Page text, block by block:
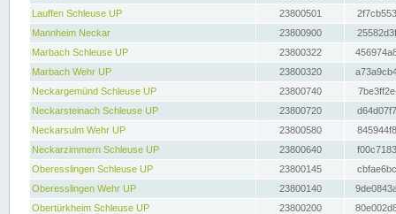
Lauffen Schleuse UP
23800501
Mannheim Neckar
23800900
Marbach Schleuse UP
23800322
Marbach Wehr UP
23800320
Neckargemünd Schleuse UP
23800740
Neckarsteinach Schleuse UP
23800720
Neckarsulm Wehr UP
23800580
Neckarzimmern Schleuse UP
23800640
Oberesslingen Schleuse UP
23800145
Oberesslingen Wehr UP
23800140
Obertürkheim Schleuse UP
23800200